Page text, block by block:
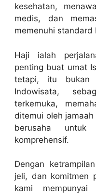
kesehatan,
medis, dan
memenuhi standard
Haji ialah
penting buat umat
tetapi, itu bukan
Indowisata,
terkemuka,
ditemui oleh
berusaha
komprehensif.
Dengan
jeli, dan komitmen
kami